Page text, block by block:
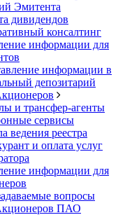
Эмитента
дивидендов
консалтинг
информации для
информации в
депозитарий
и трансфер-агенты
сервисы
ведения реестра
и оплата услуг
информации для
вопросы
ПАО